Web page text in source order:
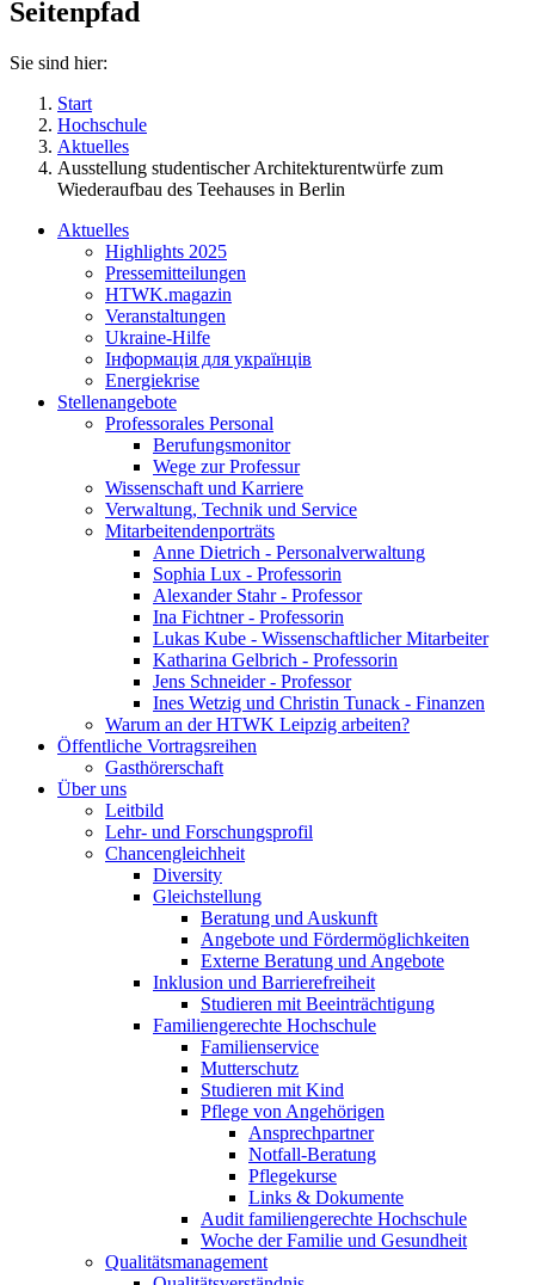
Seitenpfad
Sie sind hier:
Start
Hochschule
Aktuelles
Ausstellung studentischer Architekturentwürfe zum
Wiederaufbau des Teehauses in Berlin
Aktuelles
Highlights 2025
Pressemitteilungen
HTWK.magazin
Veranstaltungen
Ukraine-Hilfe
Інформація для українців
Energiekrise
Stellenangebote
Professorales Personal
Berufungsmonitor
Wege zur Professur
Wissenschaft und Karriere
Verwaltung, Technik und Service
Mitarbeitendenporträts
Anne Dietrich - Personalverwaltung
Sophia Lux - Professorin
Alexander Stahr - Professor
Ina Fichtner - Professorin
Lukas Kube - Wissenschaftlicher Mitarbeiter
Katharina Gelbrich - Professorin
Jens Schneider - Professor
Ines Wetzig und Christin Tunack - Finanzen
Warum an der HTWK Leipzig arbeiten?
Öffentliche Vortragsreihen
Gasthörerschaft
Über uns
Leitbild
Lehr- und Forschungsprofil
Chancengleichheit
Diversity
Gleichstellung
Beratung und Auskunft
Angebote und Fördermöglichkeiten
Externe Beratung und Angebote
Inklusion und Barrierefreiheit
Studieren mit Beeinträchtigung
Familiengerechte Hochschule
Familienservice
Mutterschutz
Studieren mit Kind
Pflege von Angehörigen
Ansprechpartner
Notfall-Beratung
Pflegekurse
Links & Dokumente
Audit familiengerechte Hochschule
Woche der Familie und Gesundheit
Qualitätsmanagement